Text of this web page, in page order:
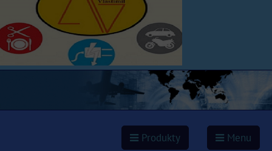
Produkty Menu